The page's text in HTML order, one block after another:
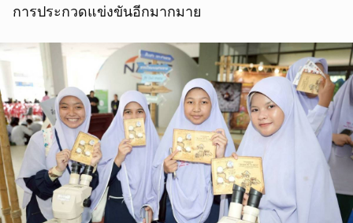
การประกวดแข่งขันอีกมากมาย